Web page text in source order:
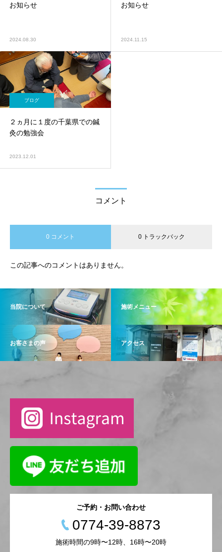
お知らせ
2024.08.30
お知らせ
2024.11.15
ブログ
２ヵ月に１度の千葉県での鍼
灸の勉強会
2023.12.01
コメント
0 コメント 0 トラックバック
この記事へのコメントはありません。
当院について 施術メニュー
お客さまの声 アクセス
ご予約・お問い合わせ
0774-39-8873
施術時間の9時〜12時、16時〜20時